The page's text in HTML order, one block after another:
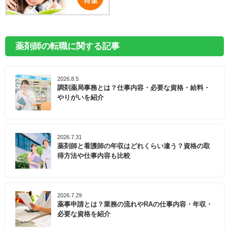
薬剤師の転職に関する記事
2026.8.5
調剤薬局事務とは？仕事内容・必要な資格・給料・
やりがいを紹介
2026.7.31
薬剤師と看護師の年収はどれくらい違う？資格の取
得方法や仕事内容も比較
2026.7.29
薬事申請とは？業務の流れやRAの仕事内容・年収・
必要な資格を紹介